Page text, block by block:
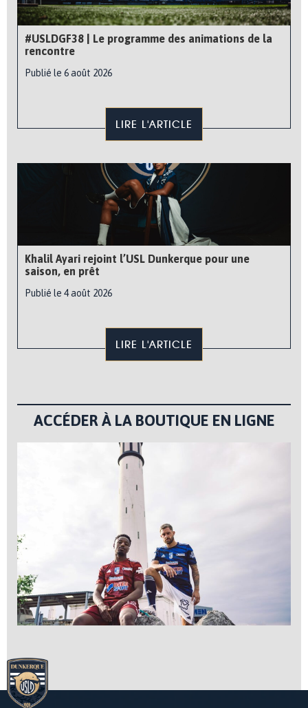
#USLDGF38 | Le programme des animations de la
rencontre
Publié le 6 août 2026
LIRE L'ARTICLE
Khalil Ayari rejoint l’USL Dunkerque pour une
saison, en prêt
Publié le 4 août 2026
LIRE L'ARTICLE
ACCÉDER À LA BOUTIQUE EN LIGNE